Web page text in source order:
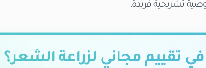
تشريحية فريدة.
تقييم مجاني لزراعة الشعر؟